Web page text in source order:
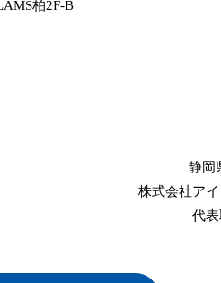
柏2F-B
静岡
株式会社ア
代